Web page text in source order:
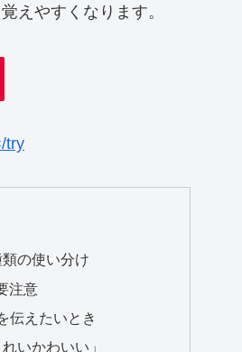
えやすくなります。
try
の使い分け
注意
伝えたいとき
いかわいい」